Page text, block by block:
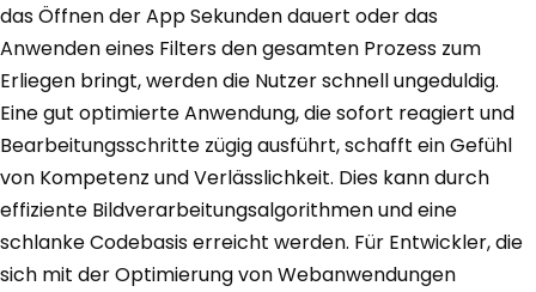
das Öffnen der App Sekunden dauert oder das
Anwenden eines Filters den gesamten Prozess zum
Erliegen bringt, werden die Nutzer schnell ungeduldig.
Eine gut optimierte Anwendung, die sofort reagiert und
Bearbeitungsschritte zügig ausführt, schafft ein Gefühl
von Kompetenz und Verlässlichkeit. Dies kann durch
effiziente Bildverarbeitungsalgorithmen und eine
schlanke Codebasis erreicht werden. Für Entwickler, die
sich mit der Optimierung von Webanwendungen